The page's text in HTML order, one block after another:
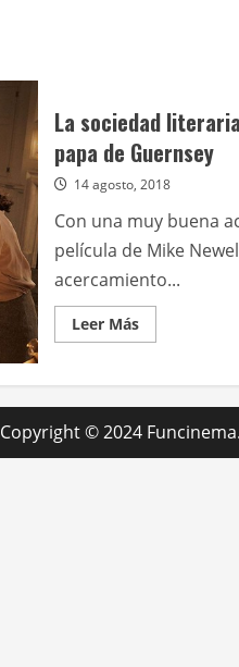
La sociedad
papa de Guernsey
14 agosto, 2018
Con una muy buena
película de Mike
acercamiento...
Leer MásLeer
más
La
literaria
y
del
pastel
Copyright © 2024